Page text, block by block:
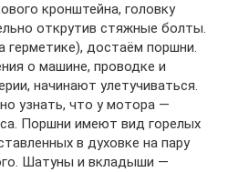
кронштейна, головку
открутив стяжные болты.
герметике), достаём поршни.
о машине, проводке и
начинают улетучиваться.
узнать, что у мотора —
Поршни имеют вид горелых
в духовке на пару
Шатуны и вкладыши —